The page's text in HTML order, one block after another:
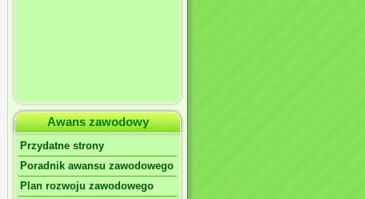
Awans zawodowy
Przydatne strony
Poradnik awansu zawodowego
Plan rozwoju zawodowego